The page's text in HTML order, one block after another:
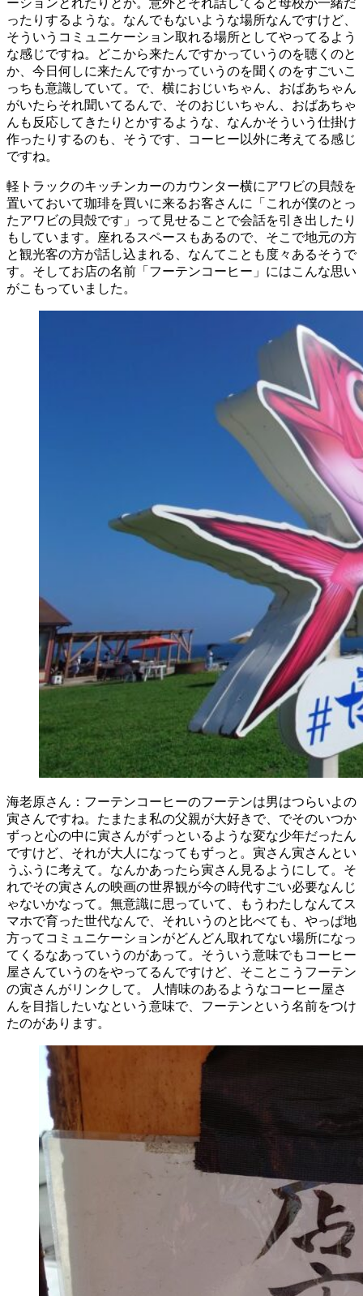
ーションとれたりとか。意外とそれ話してると母校が一緒だ
ったりするような。なんでもないような場所なんですけど、
そういうコミュニケーション取れる場所としてやってるよう
な感じですね。どこから来たんですかっていうのを聴くのと
か、今日何しに来たんですかっていうのを聞くのをすごいこ
っちも意識していて。で、横におじいちゃん、おばあちゃん
がいたらそれ聞いてるんで、そのおじいちゃん、おばあちゃ
んも反応してきたりとかするような、なんかそういう仕掛け
作ったりするのも、そうです、コーヒー以外に考えてる感じ
ですね。
軽トラックのキッチンカーのカウンター横にアワビの貝殻を
置いておいて珈琲を買いに来るお客さんに「これが僕のとっ
たアワビの貝殻です」って見せることで会話を引き出したり
もしています。座れるスペースもあるので、そこで地元の方
と観光客の方が話し込まれる、なんてことも度々あるそうで
す。そしてお店の名前「フーテンコーヒー」にはこんな思い
がこもっていました。
海老原さん：フーテンコーヒーのフーテンは男はつらいよの
寅さんですね。たまたま私の父親が大好きで、でそのいつか
ずっと心の中に寅さんがずっといるような変な少年だったん
ですけど、それが大人になってもずっと。寅さん寅さんとい
うふうに考えて。なんかあったら寅さん見るようにして。そ
れでその寅さんの映画の世界観が今の時代すごい必要なんじ
ゃないかなって。無意識に思っていて、もうわたしなんてス
マホで育った世代なんで、それいうのと比べても、やっぱ地
方ってコミュニケーションがどんどん取れてない場所になっ
てくるなあっていうのがあって。そういう意味でもコーヒー
屋さんていうのをやってるんですけど、そことこうフーテン
の寅さんがリンクして。 人情味のあるようなコーヒー屋さ
んを目指したいなという意味で、フーテンという名前をつけ
たのがあります。